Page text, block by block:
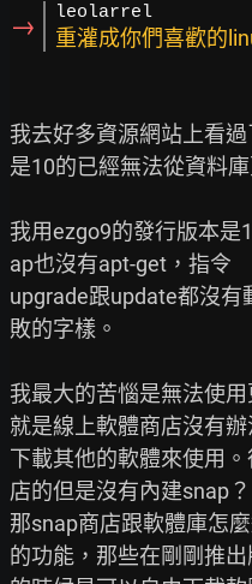
→ leolarrel
重灌成你們喜歡的
我去好多資源網站上看
是10的已經無法從資料庫
我用ezgo9的發行版本是
ap也沒有apt-get，指令
upgrade跟update都沒有
敗的字樣。
我最大的苦惱是無法使
就是線上軟體商店沒有辦
下載其他的軟體來使用
店的但是沒有內建snap？
那snap商店跟軟體庫怎
的功能，那些在剛剛推